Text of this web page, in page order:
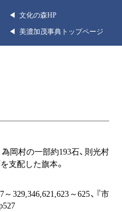
◀︎ 文化の森HP
◀︎ 美濃加茂事典トップページ
岡村の一部約193石、則光村
支配した旗本。
329,346,621,623～625、『市